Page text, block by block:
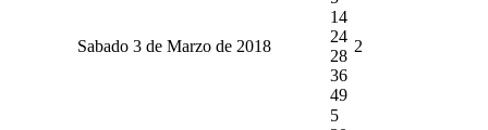
Sabado 3 de Marzo de 2018
14
24
28
36
49
2
5